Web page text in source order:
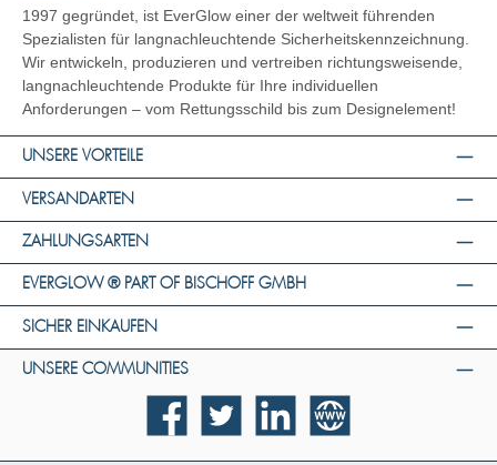
1997 gegründet, ist EverGlow einer der weltweit führenden
Spezialisten für langnachleuchtende Sicherheitskennzeichnung.
Wir entwickeln, produzieren und vertreiben richtungsweisende,
langnachleuchtende Produkte für Ihre individuellen
Anforderungen – vom Rettungsschild bis zum Designelement!
UNSERE VORTEILE
VERSANDARTEN
ZAHLUNGSARTEN
EVERGLOW ® PART OF BISCHOFF GMBH
SICHER EINKAUFEN
UNSERE COMMUNITIES
FacebookTwitter LinkedIn Website